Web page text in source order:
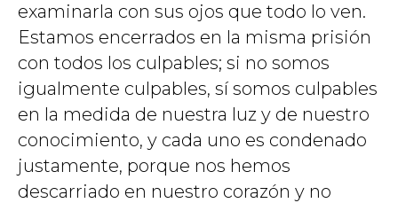
examinarla con sus ojos que todo lo ven.
Estamos encerrados en la misma prisión
con todos los culpables; si no somos
igualmente culpables, sí somos culpables
en la medida de nuestra luz y de nuestro
conocimiento, y cada uno es condenado
justamente, porque nos hemos
descarriado en nuestro corazón y no